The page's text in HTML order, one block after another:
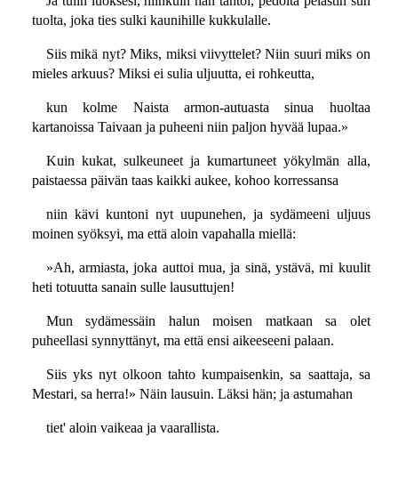
tuolta, joka ties sulki kaunihille kukkulalle.
Siis mikä nyt? Miks, miksi viivyttelet? Niin suuri miks on
mieles arkuus? Miksi ei sulia uljuutta, ei rohkeutta,
kun kolme Naista armon-autuasta sinua huoltaa
kartanoissa Taivaan ja puheeni niin paljon hyvää lupaa.»
Kuin kukat, sulkeuneet ja kumartuneet yökylmän alla,
paistaessa päivän taas kaikki aukee, kohoo korressansa
niin kävi kuntoni nyt uupunehen, ja sydämeeni uljuus
moinen syöksyi, ma että aloin vapahalla miellä:
»Ah, armiasta, joka auttoi mua, ja sinä, ystävä, mi kuulit
heti totuutta sanain sulle lausuttujen!
Mun sydämessäin halun moisen matkaan sa olet
puheellasi synnyttänyt, ma että ensi aikeeseeni palaan.
Siis yks nyt olkoon tahto kumpaisenkin, sa saattaja, sa
Mestari, sa herra!» Näin lausuin. Läksi hän; ja astumahan
tiet' aloin vaikeaa ja vaarallista.